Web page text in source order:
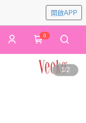
開啟APP
0
1/2